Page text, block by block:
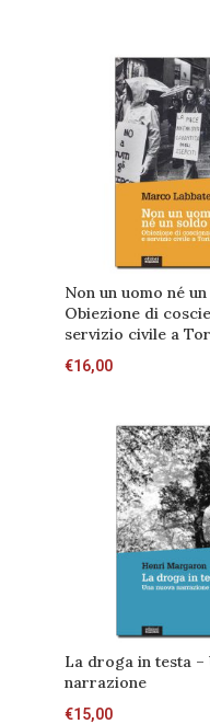
Non un uomo né
Obiezione di
servizio civile a
€16,00
La droga in testa –
narrazione
€15,00